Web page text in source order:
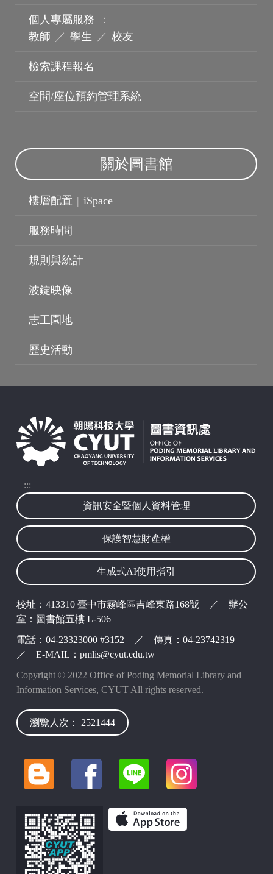
波錠映像
個人專屬服務
：
教師 ／ 學生 ／ 校友
檢索課程報名
空間/座位預約管理系統
關於圖書館
樓層配置 | iSpace
服務時間
規則與統計
波錠映像
志工園地
歷史活動
:::
資訊安全暨個人資料管理
保護智慧財產權
生成式AI使用指引
校址：413310 臺中市霧峰區吉峰東路168號 ／ 辦公
室：圖書館五樓 L-506
電話：04-23323000 #3152 ／ 傳真：04-23742319
／ E-MAIL：pmlis@cyut.edu.tw
Copyright © 2022 Office of Poding Memorial Library and
Information Services, CYUT All rights reserved.
瀏覽人次： 2521444